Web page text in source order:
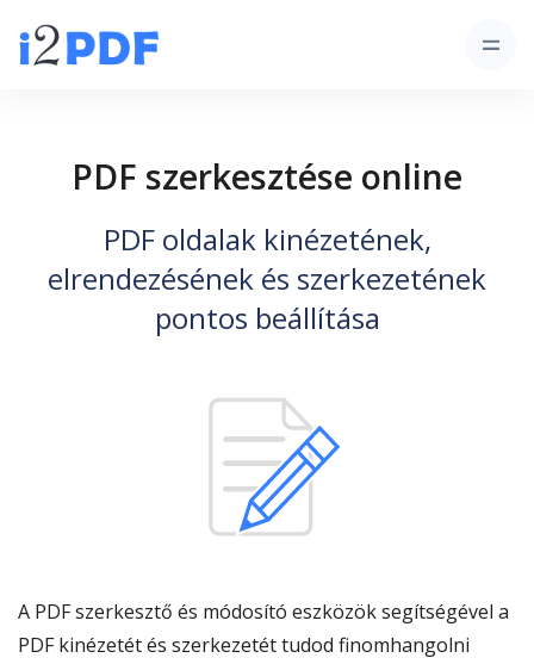
PDF szerkesztése online
PDF oldalak kinézetének,
elrendezésének és szerkezetének
pontos beállítása
A PDF szerkesztő és módosító eszközök segítségével a
PDF kinézetét és szerkezetét tudod finomhangolni